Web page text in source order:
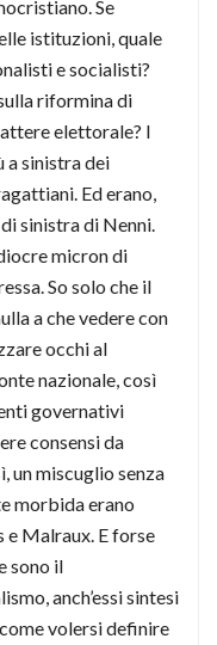
Se
istituzioni, quale
e socialisti?
riformina di
elettorale? I
a sinistra dei
Ed erano,
sinistra di Nenni.
micron di
So solo che il
a che vedere con
occhi al
nazionale, così
governativi
consensi da
un miscuglio senza
morbida erano
e Malraux. E forse
sono il
anch’essi sintesi
volersi definire